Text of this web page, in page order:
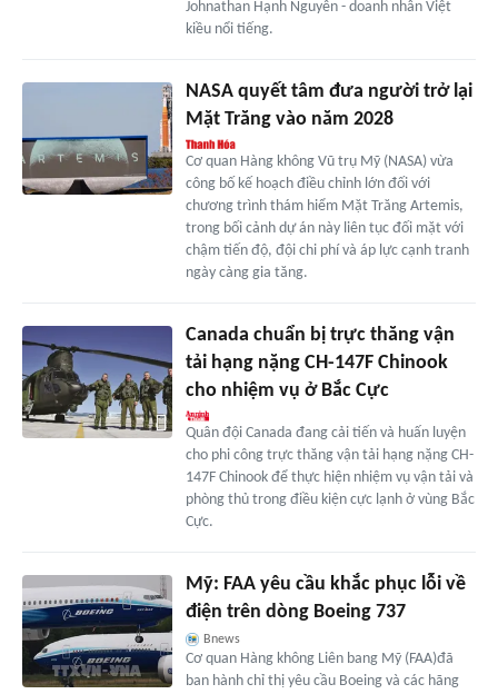
Johnathan Hạnh Nguyễn - doanh nhân Việt
kiều nổi tiếng.
NASA quyết tâm đưa người trở lại
Mặt Trăng vào năm 2028
Cơ quan Hàng không Vũ trụ Mỹ (NASA) vừa
công bố kế hoạch điều chỉnh lớn đối với
chương trình thám hiểm Mặt Trăng Artemis,
trong bối cảnh dự án này liên tục đối mặt với
chậm tiến độ, đội chi phí và áp lực cạnh tranh
ngày càng gia tăng.
Canada chuẩn bị trực thăng vận
tải hạng nặng CH-147F Chinook
cho nhiệm vụ ở Bắc Cực
Quân đội Canada đang cải tiến và huấn luyện
cho phi công trực thăng vận tải hạng nặng CH-
147F Chinook để thực hiện nhiệm vụ vận tải và
phòng thủ trong điều kiện cực lạnh ở vùng Bắc
Cực.
Mỹ: FAA yêu cầu khắc phục lỗi về
điện trên dòng Boeing 737
Bnews
Cơ quan Hàng không Liên bang Mỹ (FAA)đã
ban hành chỉ thị yêu cầu Boeing và các hãng